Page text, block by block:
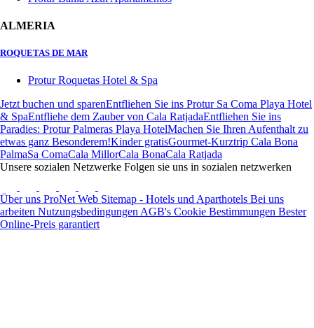
ALMERIA
ROQUETAS DE MAR
Protur Roquetas Hotel & Spa
Jetzt buchen und sparenEntfliehen Sie ins Protur Sa Coma Playa Hotel
& SpaEntfliehe dem Zauber von Cala RatjadaEntfliehen Sie ins
Paradies: Protur Palmeras Playa HotelMachen Sie Ihren Aufenthalt zu
etwas ganz Besonderem!Kinder gratisGourmet-Kurztrip Cala Bona
PalmaSa ComaCala MillorCala BonaCala Ratjada
Unsere sozialen Netzwerke Folgen sie uns in sozialen netzwerken
Über uns ProNet Web Sitemap - Hotels und Aparthotels Bei uns
arbeiten Nutzungsbedingungen AGB's Cookie Bestimmungen Bester
Online-Preis garantiert